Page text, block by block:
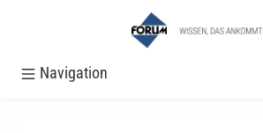
Navigation